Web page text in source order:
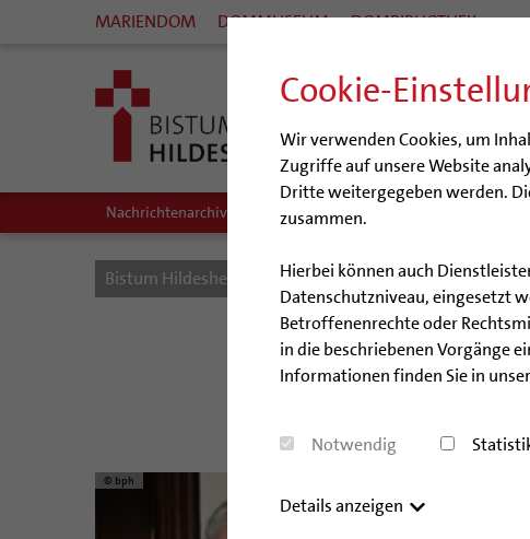
Cookie-
Wir verwenden Cookies, um
Zugriffe auf unsere Website
Dritte weitergegeben werden.
zusammen.
Hierbei können auch
Datenschutzniveau, eingesetzt
Betroffenenrechte oder
in die beschriebenen Vorgänge
Informationen finden Sie in
Notwendig
Details anzeigen
MARIENDOM DOMMUSEUM DOMBIBLIOTHEK
Nachrichtenarchiv Audio/Podcasts
Bistum Hildesheim Bistum Nachrichten Artikel
© bph